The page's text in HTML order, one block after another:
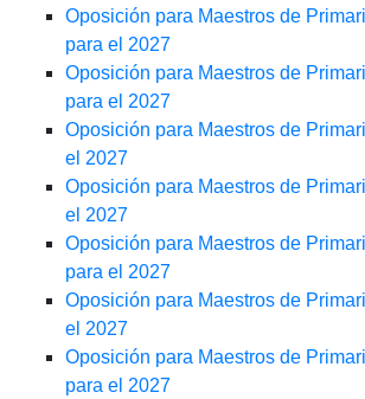
Oposición para Maestros de
para el 2027
Oposición para Maestros de
para el 2027
Oposición para Maestros de
el 2027
Oposición para Maestros de
el 2027
Oposición para Maestros de
para el 2027
Oposición para Maestros de
el 2027
Oposición para Maestros de
para el 2027